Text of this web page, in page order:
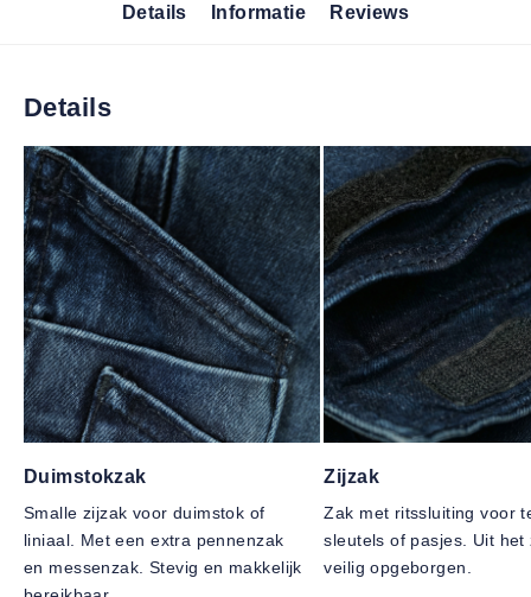
Details Informatie Reviews
Details
Duimstokzak
Smalle zijzak voor duimstok of
liniaal. Met een extra pennenzak
en messenzak. Stevig en makkelijk
Zijzak
Zak met ritssluiting voor
sleutels of pasjes. Uit het
veilig opgeborgen.